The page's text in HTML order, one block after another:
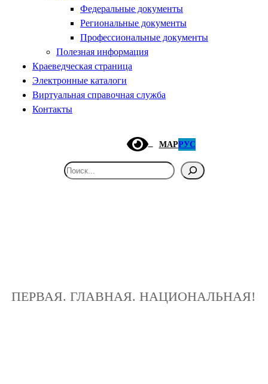
Федеральные документы
Региональные документы
Профессиональные документы
Полезная информация
Краеведческая страница
Электронные каталоги
Виртуальная справочная служба
Контакты
МАРРУС
Поиск
ПЕРВАЯ. ГЛАВНАЯ. НАЦИОНАЛЬНАЯ!